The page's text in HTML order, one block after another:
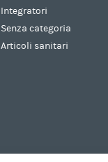
Integratori
Senza categoria
Articoli sanitari